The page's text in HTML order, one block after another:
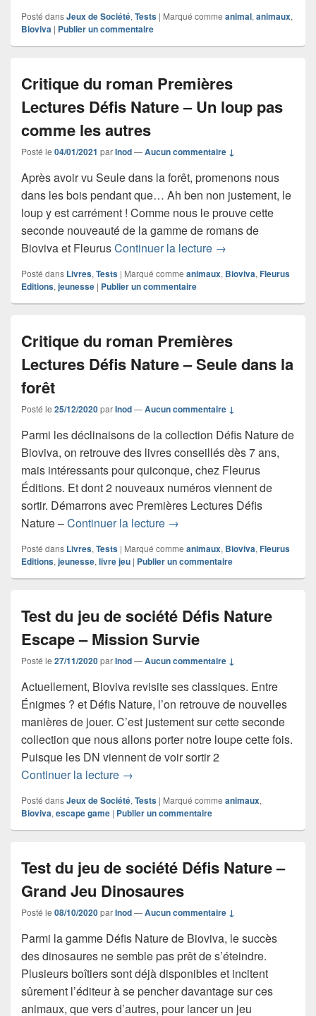
Posté dansJeux de Société, Tests | Marqué comme animal, animaux,
Bioviva | Publier un commentaire
Critique du roman Premières
Lectures Défis Nature – Un loup pas
comme les autres
Posté le 04/01/2021 parInod—Aucun commentaire ↓
Après avoir vu Seule dans la forêt, promenons nous
dans les bois pendant que… Ah ben non justement, le
loup y est carrément ! Comme nous le prouve cette
seconde nouveauté de la gamme de romans de
Bioviva et FleurusContinuer la lecture Critique du roman
→
Posté dans Livres, Tests | Marqué comme animaux, Bioviva, Fleurus
Editions, jeunesse | Publier un commentaire
Critique du roman Premières
Lectures Défis Nature – Seule dans la
forêt
Posté le 25/12/2020parInod—Aucun commentaire ↓
Parmi les déclinaisons de la collection Défis Nature de
Bioviva, on retrouve des livres conseillés dès 7 ans,
mais intéressants pour quiconque, chez Fleurus
Éditions. Et dont 2 nouveaux numéros viennent de
sortir. Démarrons avec Premières Lectures Défis
Nature –Continuer la lecture Critique du roman
→
Posté dans Livres, Tests | Marqué comme animaux, Bioviva, Fleurus
Editions, jeunesse, livre jeu | Publier un commentaire
Test du jeu de société Défis Nature
Escape – Mission Survie
Posté le 27/11/2020parInod—Aucun commentaire ↓
Actuellement, Bioviva revisite ses classiques. Entre
Énigmes ? et Défis Nature, l’on retrouve de nouvelles
manières de jouer. C’est justement sur cette seconde
collection que nous allons porter notre loupe cette fois.
Puisque les DN viennent de voir sortir 2
Continuer la lecture Test du jeu de société Défis Nature
→
Posté dansJeux de Société, Tests | Marqué comme animaux,
Bioviva, escape game | Publier un commentaire
Test du jeu de société Défis Nature –
Grand Jeu Dinosaures
Posté le 08/10/2020parInod—Aucun commentaire ↓
Parmi la gamme Défis Nature de Bioviva, le succès
des dinosaures ne semble pas prêt de s’éteindre.
Plusieurs boîtiers sont déjà disponibles et incitent
sûrement l’éditeur à se pencher davantage sur ces
animaux, que vers d’autres, pour lancer un jeu